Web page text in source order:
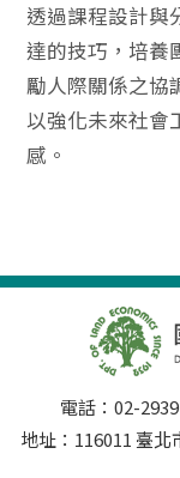
透過課程設計與
達的技巧，培養
勵人際關係之協
以強化未來社會
感。
電話：02-
地址：116011 臺